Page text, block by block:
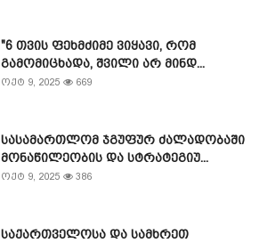
"6 თვის ფეხმძიმე ვიყავი, რომ
გამომიცხადა, შვილი არ მინდ...
ოქტ 9, 2025 669
სასამართლომ ჯგუფურ ძალადობაში
მონაწილეობის და სტრატეგიუ...
ოქტ 9, 2025 386
საქართველოსა და სამხრეთ